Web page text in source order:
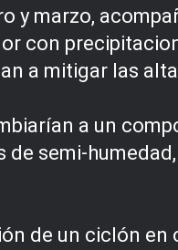
y marzo,
con
a mitigar las
a un
semi-
de un ciclón